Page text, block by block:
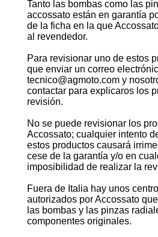
Tanto las bombas como las
accossato están en garantía
de la ficha en la que
al revendedor.
Para revisionar uno de estos
que enviar un correo
tecnico@agmoto.com y
contactar para explicaros los
revisión.
No se puede revisionar los
Accossato; cualquier intento
estos productos causará
cese de la garantía y/o en
imposibilidad de realizar la
Fuera de Italia hay unos
autorizados por Accossato
las bombas y las pinzas
componentes originales.